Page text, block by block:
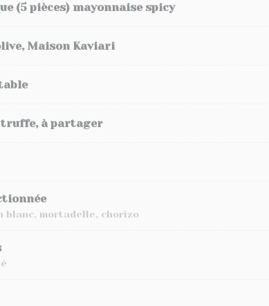
(5 pièces) mayonnaise spicy
Maison Kaviari
truffe, à partager
blanc, mortadelle, chorizo